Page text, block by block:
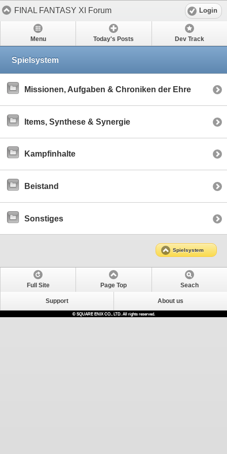
FINAL FANTASY XI Forum Login
Menu Today's Posts Dev Track
Spielsystem
Missionen, Aufgaben & Chroniken der Ehre
Items, Synthese & Synergie
Kampfinhalte
Beistand
Sonstiges
Spielsystem
Full Site Page Top Seach
Support About us
© SQUARE ENIX CO., LTD. All rights reserved.